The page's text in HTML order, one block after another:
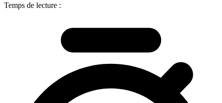
Temps de lecture :